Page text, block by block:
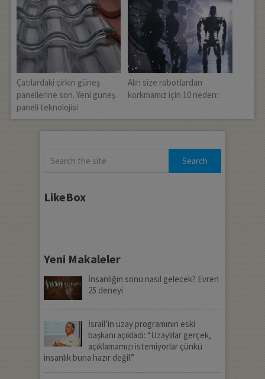
Çatılardaki çirkin güneş
panellerine son. Yeni güneş
paneli teknolojisi
Alın size robotlardan
korkmamız için 10 neden:
LikeBox
Yeni Makaleler
İnsanlığın sonu nasıl gelecek? Evren
25 deneyi
İsrail’in uzay programının eski
başkanı açıkladı: “Uzaylılar gerçek,
açıklamamızı istemiyorlar çünkü
insanlık buna hazır değil.”